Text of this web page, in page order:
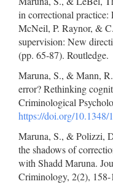
in correctional practice:
McNeil, P. Raynor, &
supervision: New
(pp. 65-87). Routledge.
Maruna, S., & Mann,
error? Rethinking
Criminological
https://doi.org/10.1348/
Maruna, S., & Polizzi,
the shadows of
with Shadd Maruna.
Criminology, 2(2), 158-